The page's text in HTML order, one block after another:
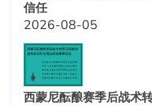
信任
2026-08-05
西蒙尼酝酿赛季后战术